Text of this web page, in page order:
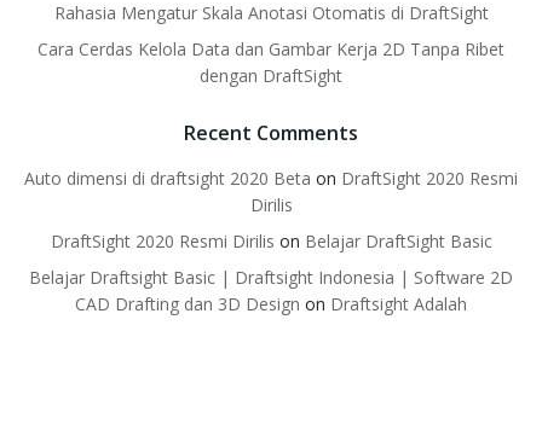
Rahasia Mengatur Skala Anotasi Otomatis di DraftSight
Cara Cerdas Kelola Data dan Gambar Kerja 2D Tanpa Ribet
dengan DraftSight
Recent Comments
Auto dimensi di draftsight 2020 Beta on DraftSight 2020 Resmi
Dirilis
DraftSight 2020 Resmi Dirilis on Belajar DraftSight Basic
Belajar Draftsight Basic | Draftsight Indonesia | Software 2D
CAD Drafting dan 3D Design on Draftsight Adalah